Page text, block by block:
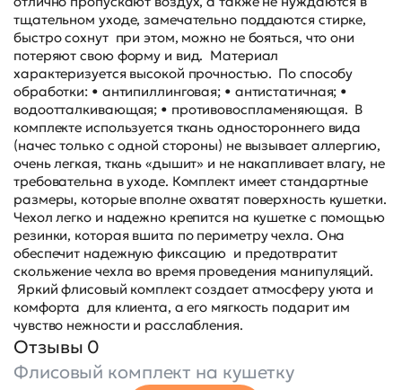
тщательном уходе, замечательно поддаются стирке,
быстро сохнут при этом, можно не бояться, что они
потеряют свою форму и вид. Материал
характеризуется высокой прочностью. По способу
обработки: • антипиллинговая; • антистатичная; •
водоотталкивающая; • противовоспламеняющая. В
комплекте используется ткань одностороннего вида
(начес только с одной стороны) не вызывает аллергию,
очень легкая, ткань «дышит» и не накапливает влагу, не
требовательна в уходе. Комплект имеет стандартные
размеры, которые вполне охватят поверхность кушетки.
Чехол легко и надежно крепится на кушетке с помощью
резинки, которая вшита по периметру чехла. Она
обеспечит надежную фиксацию и предотвратит
скольжение чехла во время проведения манипуляций.
Яркий флисовый комплект создает атмосферу уюта и
комфорта для клиента, а его мягкость подарит им
чувство нежности и расслабления.
Отзывы 0
Флисовый комплект на кушетку